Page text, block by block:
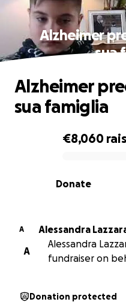
Alzheimer
sua
0% complete
€8,060
Donate
Alzheimer
sua famiglia
A Alessandra
A
Alessandra
fundraiser on
Donation protected